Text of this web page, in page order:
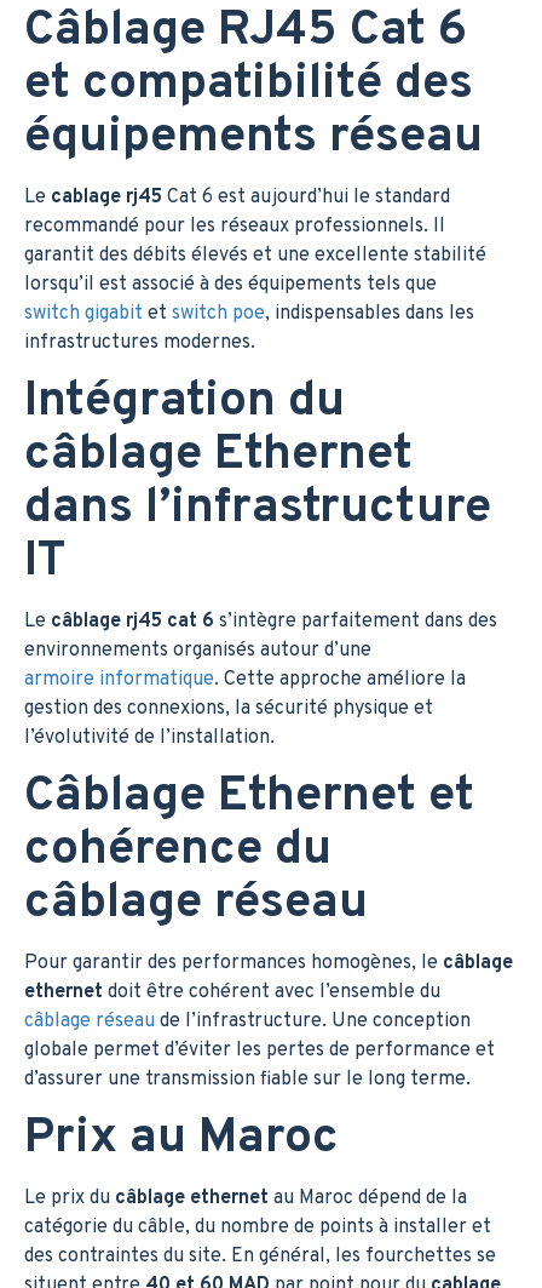
Câblage RJ45 Cat 6
et compatibilité des
équipements réseau
Le cablage rj45 Cat 6 est aujourd’hui le standard
recommandé pour les réseaux professionnels. Il
garantit des débits élevés et une excellente stabilité
lorsqu’il est associé à des équipements tels que
switch gigabit et switch poe, indispensables dans les
infrastructures modernes.
Intégration du
câblage Ethernet
dans l’infrastructure
IT
Le câblage rj45 cat 6 s’intègre parfaitement dans des
environnements organisés autour d’une
armoire informatique. Cette approche améliore la
gestion des connexions, la sécurité physique et
l’évolutivité de l’installation.
Câblage Ethernet et
cohérence du
câblage réseau
Pour garantir des performances homogènes, le câblage
ethernet doit être cohérent avec l’ensemble du
câblage réseau de l’infrastructure. Une conception
globale permet d’éviter les pertes de performance et
d’assurer une transmission fiable sur le long terme.
Prix au Maroc
Le prix du câblage ethernet au Maroc dépend de la
catégorie du câble, du nombre de points à installer et
des contraintes du site. En général, les fourchettes se